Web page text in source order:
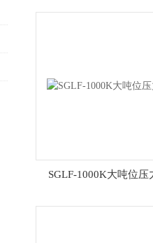
SGLF-1000K大吨位压